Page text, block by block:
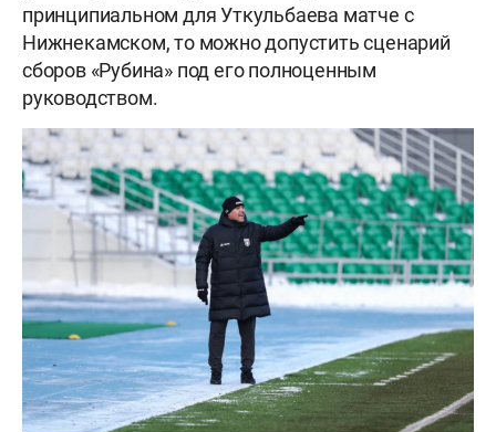
принципиальном для Уткульбаева матче с
Нижнекамском, то можно допустить сценарий
сборов «Рубина» под его полноценным
руководством.